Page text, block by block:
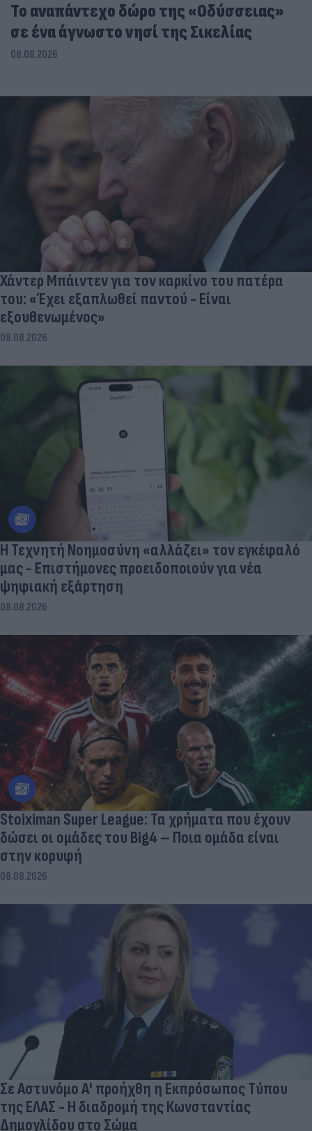
To αναπάντεχο δώρο της «Οδύσσειας»
σε ένα άγνωστο νησί της Σικελίας
08.08.2026
Χάντερ Μπάιντεν για τον καρκίνο του πατέρα
του: «Έχει εξαπλωθεί παντού - Είναι
εξουθενωμένος»
08.08.2026
Η Τεχνητή Νοημοσύνη «αλλάζει» τον εγκέφαλό
μας - Eπιστήμονες προειδοποιούν για νέα
ψηφιακή εξάρτηση
08.08.2026
Stoiximan Super League: Τα χρήματα που έχουν
δώσει οι ομάδες του Big4 – Ποια ομάδα είναι
στην κορυφή
08.08.2026
Σε Αστυνόμο Α' προήχθη η Εκπρόσωπος Τύπου
της ΕΛΑΣ - Η διαδρομή της Κωνσταντίας
Δημογλίδου στο Σώμα